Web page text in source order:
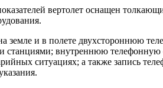
вертолет оснащен
на земле и в полете
внутреннюю
ситуациях; а также запись